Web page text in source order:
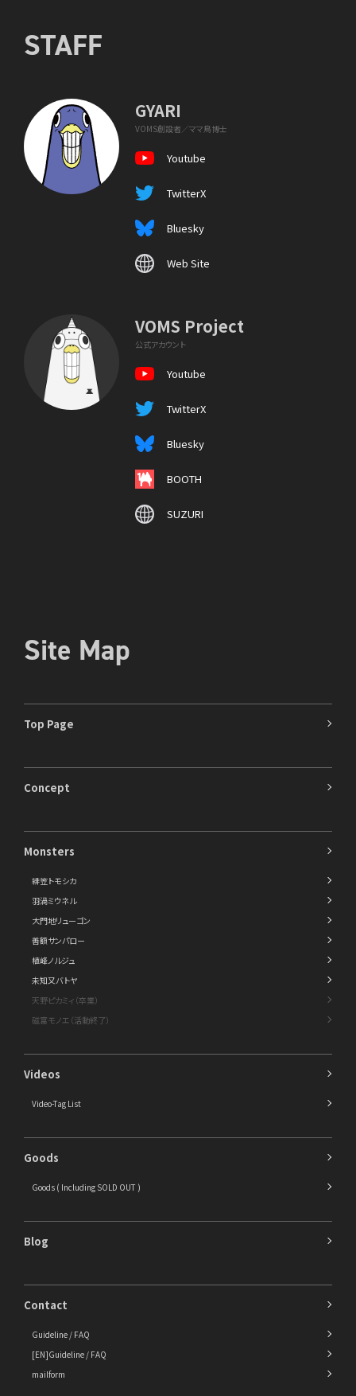
STAFF
GYARI
VOMS創設者／ママ鳥博士
Youtube
TwitterX
Bluesky
Web Site
VOMS Project
公式アカウント
Youtube
TwitterX
Bluesky
BOOTH
SUZURI
Site Map
Top Page
Concept
Monsters
緋笠トモシカ
羽渦ミウネル
大門地リューゴン
善額サンパロー
植峰ノルジュ
未知又バトヤ
天野ピカミィ（卒業）
磁富モノエ（活動終了）
Videos
Video-Tag List
Goods
Goods ( Including SOLD OUT )
Blog
Contact
Guideline / FAQ
[EN]Guideline / FAQ
mailform